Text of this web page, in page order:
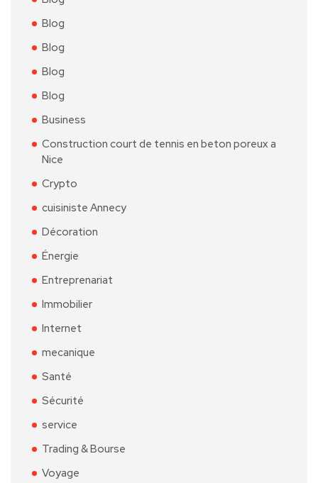
Blog
Blog
Blog
Blog
Business
Construction court de tennis en beton poreux a
Nice
Crypto
cuisiniste Annecy
Décoration
Énergie
Entreprenariat
Immobilier
Internet
mecanique
Santé
Sécurité
service
Trading & Bourse
Voyage